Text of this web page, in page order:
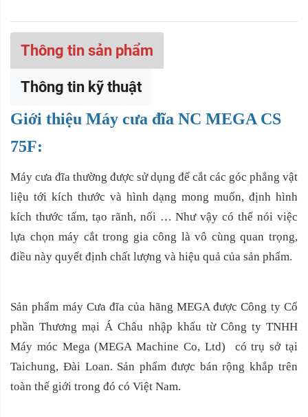
Thông tin sản phẩm
Thông tin kỹ thuật
Giới thiệu Máy cưa đĩa NC MEGA CS
75F:
Máy cưa đĩa thường được sử dụng để cắt các góc phẳng vật
liệu tới kích thước và hình dạng mong muốn, định hình
kích thước tấm, tạo rãnh, nối … Như vậy có thể nói việc
lựa chọn máy cắt trong gia công là vô cùng quan trọng,
điều này quyết định chất lượng và hiệu quả của sản phẩm.
Sản phẩm máy Cưa đĩa của hãng MEGA được Công ty Cổ
phần Thương mại Á Châu nhập khẩu từ Công ty TNHH
Máy móc Mega (MEGA Machine Co, Ltd) có trụ sở tại
Taichung, Đài Loan. Sản phẩm được bán rộng khắp trên
toàn thế giới trong đó có Việt Nam.